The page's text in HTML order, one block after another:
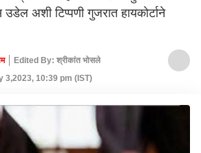
उडेल अशी टिप्पणी गुजरात हायकोर्टाने
Edited By: श्रीकांत भोसले
3,2023, 10:39 pm (IST)